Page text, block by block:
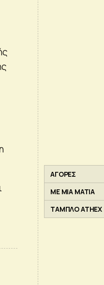
ΑΓΟΡΕΣ
ΜΕ ΜΙΑ ΜΑΤΙΑ
ΤΑΜΠΛΟ ATHEX